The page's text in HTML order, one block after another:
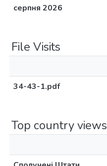
серпня 2026
File Visits
34-43-1.pdf
Top country views